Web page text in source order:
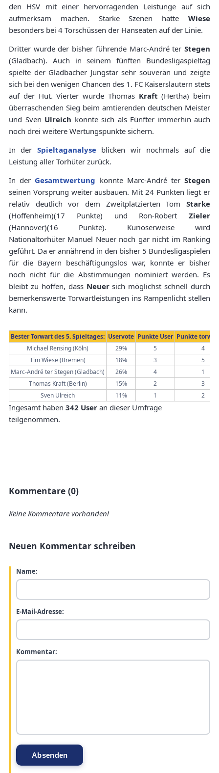
den HSV mit einer hervorragenden Leistunge auf sich
aufmerksam machen. Starke Szenen hatte Wiese
besonders bei 4 Torschüssen der Hanseaten auf der Linie.
Dritter wurde der bisher führende Marc-André ter Stegen
(Gladbach). Auch in seinem fünften Bundesligaspieltag
spielte der Gladbacher Jungstar sehr souverän und zeigte
sich bei den wenigen Chancen des 1. FC Kaiserslautern stets
auf der Hut. Vierter wurde Thomas Kraft (Hertha) beim
überraschenden Sieg beim amtierenden deutschen Meister
und Sven Ulreich konnte sich als Fünfter immerhin auch
noch drei weitere Wertungspunkte sichern.
In der Spieltaganalyseblicken wir nochmals auf die
Leistung aller Torhüter zurück.
In der Gesamtwertung konnte Marc-André terStegen
seinen Vorsprung weiter ausbauen. Mit 24 Punkten liegt er
relativ deutlich vor dem Zweitplatzierten Tom Starke
(Hoffenheim)(17 Punkte) und Ron-Robert Zieler
(Hannover)(16 Punkte). Kurioserweise wird
Nationaltorhüter Manuel Neuer noch gar nicht im Ranking
geführt. Da er annährend in den bisher 5 Bundesligaspielen
für die Bayern beschäftigungslos war, konnte er bisher
noch nicht für die Abstimmungen nominiert werden. Es
bleibt zu hoffen, dass Neuersich möglichst schnell durch
bemerkenswerte Torwartleistungen ins Rampenlicht stellen
kann.
Bester Torwart des 5. Spieltages: Uservote Punkte User Punkte
Michael Rensing (Köln)
29% 5
4
Tim Wiese (Bremen)
18% 3
5
Marc-André ter Stegen (Gladbach)
26% 4
1
Thomas Kraft (Berlin)
15% 2
3
Sven Ulreich
11% 1 2
Ingesamt haben 342 User an dieser Umfrage
teilgenommen.
Kommentare (0)
Keine Kommentare vorhanden!
Neuen Kommentar schreiben
Name:
E-Mail-Adresse:
Kommentar: